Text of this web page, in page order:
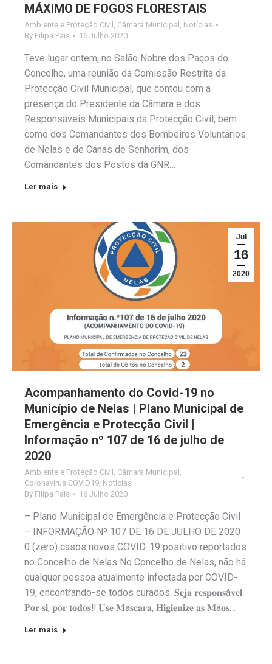
MÁXIMO DE FOGOS FLORESTAIS
Ambiente e Proteção Civil Câmara Municipal
Notícias
By Filipa Pais 16 Julho 2020
Teve lugar ontem, no Salão Nobre dos Paços do
Concelho, uma reunião da Comissão Restrita da
Protecção Civil Municipal, que contou com a
presença do Presidente da Câmara e dos
Responsáveis Municipais da Protecção Civil, bem
como dos Comandantes dos Bombeiros Voluntários
de Nelas e de Canas de Senhorim, dos
Comandantes dos Postos da GNR…
Ler mais
Jul
16
2020
Acompanhamento do Covid-19 no
Município de Nelas | Plano Municipal de
Emergência e Protecção Civil |
Informação nº 107 de 16 de julho de
2020
Ambiente e Proteção Civil , Câmara Municipal ,
Coronavirus COVID19, Notícias
By Filipa Pais 16 Julho 2020
– Plano Municipal de Emergência e Protecção Civil
– INFORMAÇÃO Nº 107 DE 16 DE JULHO DE 2020
0 (zero) casos novos COVID-19 positivo reportados
no Concelho de Nelas No Concelho de Nelas, não há
qualquer pessoa atualmente infectada por COVID-
19, encontrando-se todos curados. 𝐒𝐞𝐣𝐚 𝐫𝐞𝐬𝐩𝐨𝐧𝐬á𝐯𝐞𝐥.
𝐏𝐨𝐫 𝐬𝐢, 𝐩𝐨𝐫 𝐭𝐨𝐝𝐨𝐬‼️ 𝐔𝐬𝐞 𝐌á𝐬𝐜𝐚𝐫𝐚, 𝐇𝐢𝐠𝐢𝐞𝐧𝐢𝐳𝐞 𝐚𝐬 𝐌ã𝐨𝐬…
Ler mais